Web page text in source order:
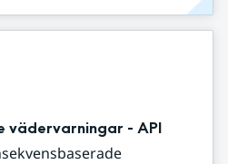
vädervarningar - API